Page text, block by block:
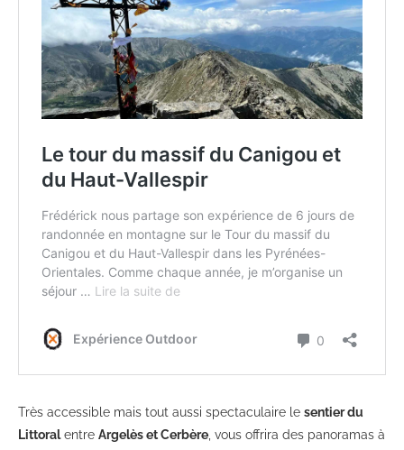
Très accessible mais tout aussi spectaculaire le sentier du
Littoralentre Argelès et Cerbère, vous offrira des panoramas à